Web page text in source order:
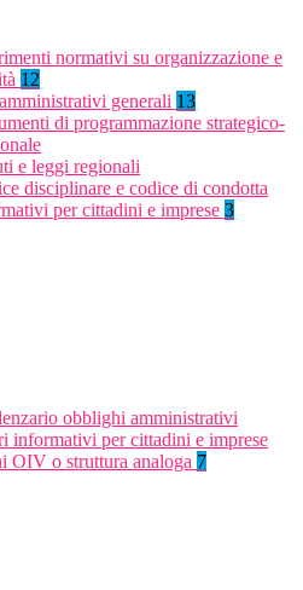
normativi su organizzazione e
12
generali 13
di programmazione strategico-
e leggi regionali
disciplinare e codice di condotta
per cittadini e imprese 3
obblighi amministrativi
informativi per cittadini e imprese
OIV o struttura analoga 7